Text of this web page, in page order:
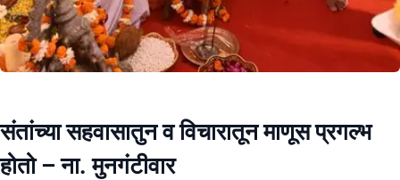
संतांच्‍या सहवासातुन व विचारातून माणूस प्रगल्‍भ
होतो – ना. मुनगंटीवार